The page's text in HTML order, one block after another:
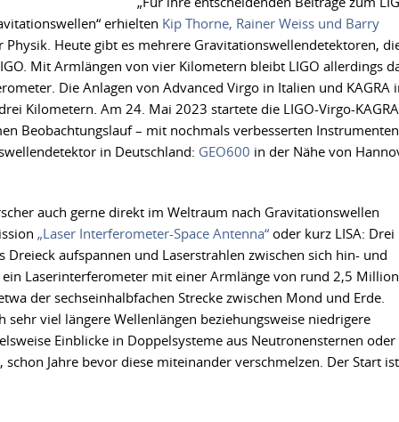
erhielten Kip Thorne, Rainer Weiss und Barry
Heute gibt es mehrere Gravitationswellendetektoren,
Mit Armlängen von vier Kilometern bleibt LIGO allerdings
Die Anlagen von Advanced Virgo in Italien und KAGRA
Kilometern. Am 24. Mai 2023 startete die LIGO-Virgo-
Beobachtungslauf – mit nochmals verbesserten
in Deutschland: GEO600 in der Nähe von
auch gerne direkt im Weltraum nach Gravitationswellen
„Laser Interferometer-Space Antenna“ oder kurz LISA: Drei
aufspannen und Laserstrahlen zwischen sich hin- und
ein Laserinterferometer mit einer Armlänge von rund 2,5
der sechseinhalbfachen Strecke zwischen Mond und Erde.
viel längere Wellenlängen beziehungsweise niedrigere
Einblicke in Doppelsysteme aus Neutronensternen oder
Jahre bevor diese miteinander verschmelzen. Der Start ist